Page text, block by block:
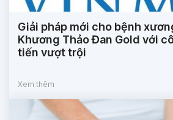
Giải pháp mới cho bệnh
Khương Thảo Đan Gold với
tiến vượt trội
Xem thêm